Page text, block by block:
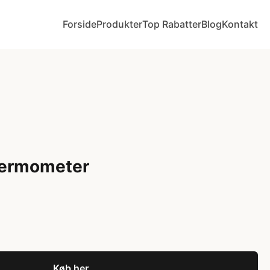
ForsideProdukterTop RabatterBlogKontakt